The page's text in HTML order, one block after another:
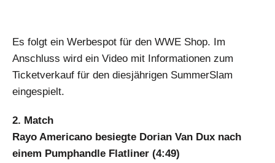
Es folgt ein Werbespot für den WWE Shop. Im
Anschluss wird ein Video mit Informationen zum
Ticketverkauf für den diesjährigen SummerSlam
eingespielt.
2. Match
Rayo Americano besiegte Dorian Van Dux nach
einem Pumphandle Flatliner (4:49)